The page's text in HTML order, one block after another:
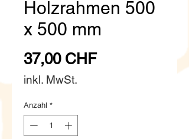
Holzrahmen 500
x 500 mm
37,00 CHFPreis
inkl. MwSt.
Anzahl *